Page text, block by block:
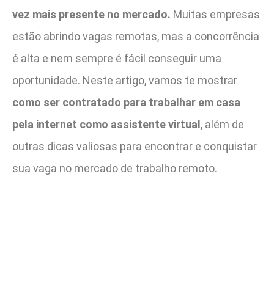
vez mais presente no mercado. Muitas empresas
estão abrindo vagas remotas, mas a concorrência
é alta e nem sempre é fácil conseguir uma
oportunidade. Neste artigo, vamos te mostrar
como ser contratado para trabalhar em casa
pela internet como assistente virtual , além de
outras dicas valiosas para encontrar e conquistar
sua vaga no mercado de trabalho remoto.